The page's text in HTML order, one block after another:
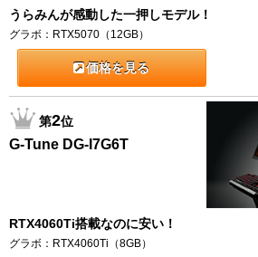
うらみんが感動した一押しモデル！
グラボ：RTX5070（12GB）
価格を見る
第2位
G-Tune DG-I7G6T
RTX4060Ti搭載なのに安い！
グラボ：RTX4060Ti（8GB）